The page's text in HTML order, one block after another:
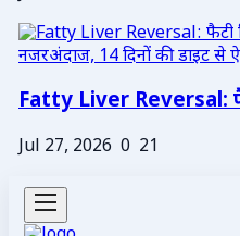
Fatty Liver Reversal:
Jul 27, 2026 0 21